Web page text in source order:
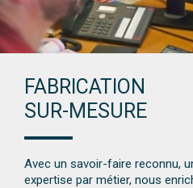
FABRICATION
SUR-MESURE
Avec un savoir-faire reconnu,
expertise par métier, nous